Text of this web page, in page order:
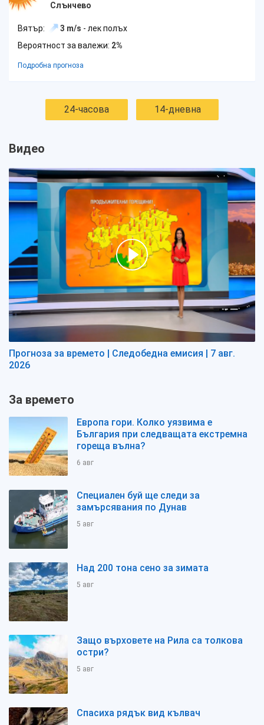
Слънчево
Вятър: 3 m/s - лек полъх
Вероятност за валежи: 2%
Подробна прогноза
24-часова 14-дневна
Видео
Прогноза за времето | Следобедна емисия | 7 авг.
2026
За времето
Европа гори. Колко уязвима е
България при следващата екстремна
гореща вълна?
6 авг
Специален буй ще следи за
замърсявания по Дунав
5 авг
Над 200 тона сено за зимата
5 авг
Защо върховете на Рила са толкова
остри?
5 авг
Спасиха рядък вид кълвач